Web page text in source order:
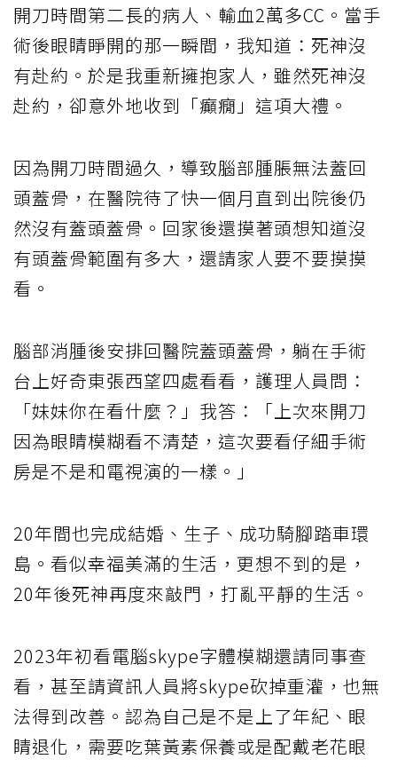
開刀時間第二長的病人、輸血2萬多CC。當手
術後眼睛睜開的那一瞬間，我知道：死神沒
有赴約。於是我重新擁抱家人，雖然死神沒
赴約，卻意外地收到「癲癇」這項大禮。
因為開刀時間過久，導致腦部腫脹無法蓋回
頭蓋骨，在醫院待了快一個月直到出院後仍
然沒有蓋頭蓋骨。回家後還摸著頭想知道沒
有頭蓋骨範圍有多大，還請家人要不要摸摸
看。
腦部消腫後安排回醫院蓋頭蓋骨，躺在手術
台上好奇東張西望四處看看，護理人員問：
「妹妹你在看什麼？」我答：「上次來開刀
因為眼睛模糊看不清楚，這次要看仔細手術
房是不是和電視演的一樣。」
20年間也完成結婚、生子、成功騎腳踏車環
島。看似幸福美滿的生活，更想不到的是，
20年後死神再度來敲門，打亂平靜的生活。
2023年初看電腦skype字體模糊還請同事查
看，甚至請資訊人員將skype砍掉重灌，也無
法得到改善。認為自己是不是上了年紀、眼
睛退化，需要吃葉黃素保養或是配戴老花眼